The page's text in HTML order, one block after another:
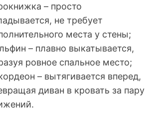
– просто
не требует
места у стены;
– плавно выкатывается,
ровное спальное место;
– вытягивается вперед,
диван в кровать за пару